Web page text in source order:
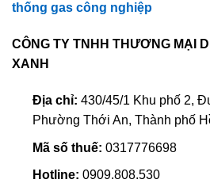
thống gas công nghiệp
CÔNG TY TNHH THƯƠNG MẠI
XANH
Địa chỉ: 430/45/1 Khu phố 2,
Phường Thới An, Thành phố
Mã số thuế: 0317776698
Hotline: 0909.808.530